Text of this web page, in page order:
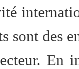
sont des
En